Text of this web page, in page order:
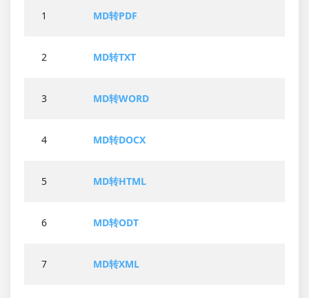
1 MD转PDF
2 MD转TXT
3 MD转WORD
4 MD转DOCX
5 MD转HTML
6 MD转ODT
7 MD转XML